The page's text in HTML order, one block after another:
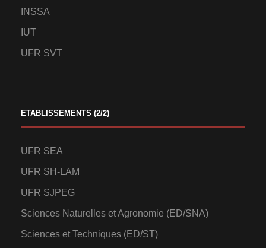
INSSA
IUT
UFR SVT
ETABLISSEMENTS (2/2)
UFR SEA
UFR SH-LAM
UFR SJPEG
Sciences Naturelles et Agronomie (ED/SNA)
Sciences et Techniques (ED/ST)